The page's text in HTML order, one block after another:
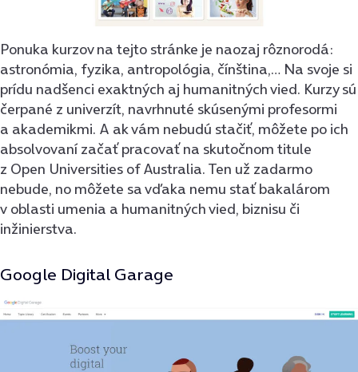
Ponuka kurzov na tejto stránke je naozaj rôznorodá:
astronómia, fyzika, antropológia, čínština,… Na svoje si
prídu nadšenci exaktných aj humanitných vied. Kurzy sú
čerpané z univerzít, navrhnuté skúsenými profesormi
a akademikmi. A ak vám nebudú stačiť, môžete po ich
absolvovaní začať pracovať na skutočnom titule
z Open Universities of Australia. Ten už zadarmo
nebude, no môžete sa vďaka nemu stať bakalárom
v oblasti umenia a humanitných vied, biznisu či
inžinierstva.
Google Digital Garage